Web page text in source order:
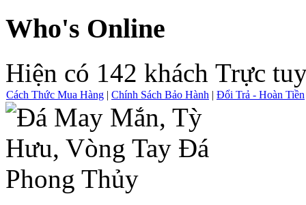
Who's Online
Hiện có 142 khách Trực
Cách Thức Mua Hàng | Chính Sách Bảo Hành | Đổi Trả - Hoàn Tiền